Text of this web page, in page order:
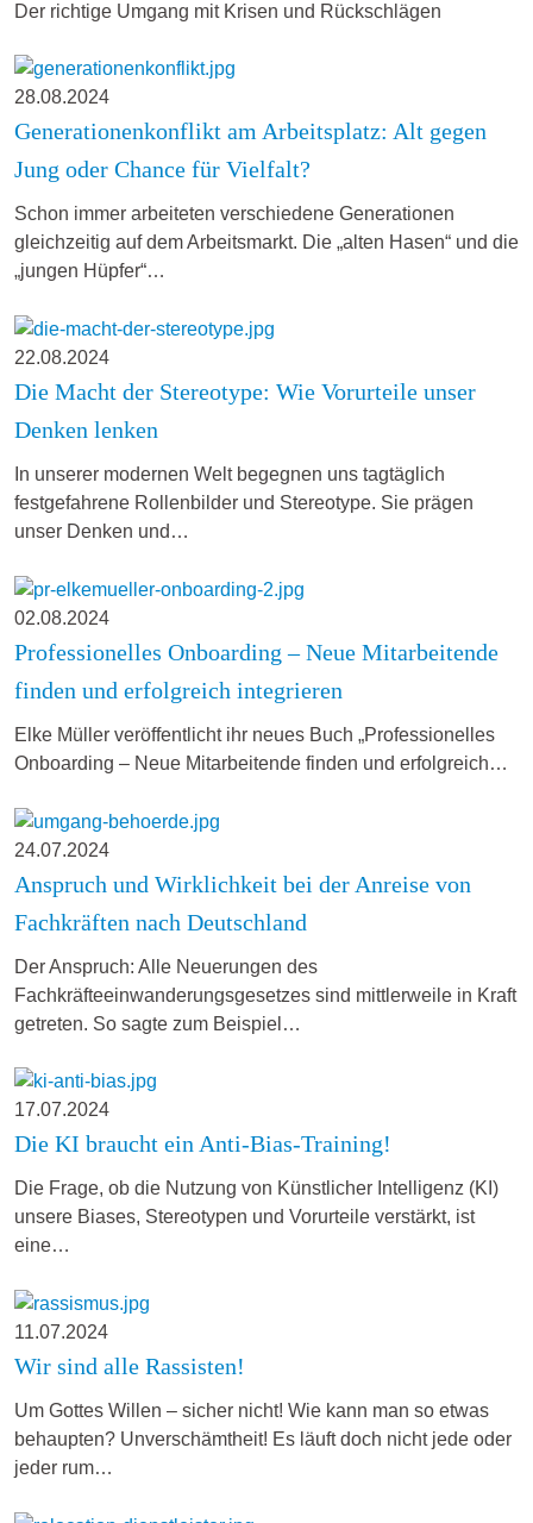
Der richtige Umgang mit Krisen und Rückschlägen
28.08.2024
Generationenkonflikt am Arbeitsplatz: Alt gegen
Jung oder Chance für Vielfalt?
Schon immer arbeiteten verschiedene Generationen
gleichzeitig auf dem Arbeitsmarkt. Die „alten Hasen“ und die
„jungen Hüpfer“…
22.08.2024
Die Macht der Stereotype: Wie Vorurteile unser
Denken lenken
In unserer modernen Welt begegnen uns tagtäglich
festgefahrene Rollenbilder und Stereotype. Sie prägen
unser Denken und…
02.08.2024
Professionelles Onboarding – Neue Mitarbeitende
finden und erfolgreich integrieren
Elke Müller veröffentlicht ihr neues Buch „Professionelles
Onboarding – Neue Mitarbeitende finden und erfolgreich…
24.07.2024
Anspruch und Wirklichkeit bei der Anreise von
Fachkräften nach Deutschland
Der Anspruch: Alle Neuerungen des
Fachkräfteeinwanderungsgesetzes sind mittlerweile in Kraft
getreten. So sagte zum Beispiel…
17.07.2024
Die KI braucht ein Anti-Bias-Training!
Die Frage, ob die Nutzung von Künstlicher Intelligenz (KI)
unsere Biases, Stereotypen und Vorurteile verstärkt, ist
eine…
11.07.2024
Wir sind alle Rassisten!
Um Gottes Willen – sicher nicht! Wie kann man so etwas
behaupten? Unverschämtheit! Es läuft doch nicht jede oder
jeder rum…